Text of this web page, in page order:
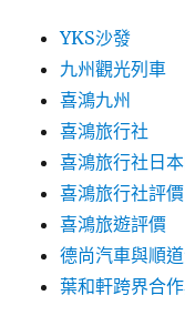
YKS沙發
九州觀光列車
喜鴻九州
喜鴻旅行社
喜鴻旅行社日
喜鴻旅行社評價
喜鴻旅遊評價
德尚汽車與順
葉和軒跨界合